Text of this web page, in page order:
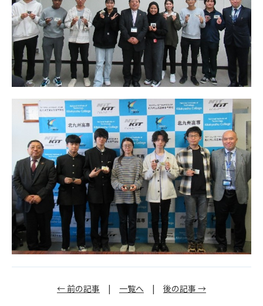
← 前の記事 | 一覧へ | 後の記事 →